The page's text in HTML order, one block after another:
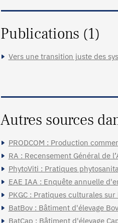
Publications (1)
Vers une transition juste des
Autres sources
PRODCOM : Production
RA : Recensement Général de
PhytoViti : Pratiques
EAE IAA : Enquête annuelle
PKGC : Pratiques culturales
BatBov : Bâtiment d'élevage
BatCap : Bâtiment d'élevage